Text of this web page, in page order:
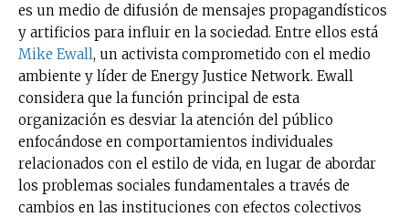
es un medio de difusión de mensajes propagandísticos
y artificios para influir en la sociedad. Entre ellos está
Mike Ewall, un activista comprometido con el medio
ambiente y líder de Energy Justice Network. Ewall
considera que la función principal de esta
organización es desviar la atención del público
enfocándose en comportamientos individuales
relacionados con el estilo de vida, en lugar de abordar
los problemas sociales fundamentales a través de
cambios en las instituciones con efectos colectivos